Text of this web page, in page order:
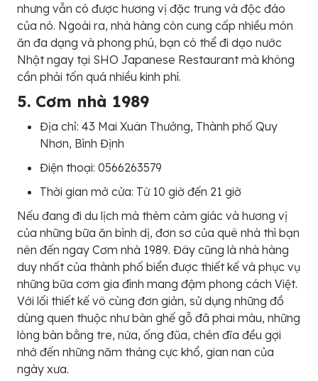
nhưng vẫn có được hương vị đặc trung và độc đáo
của nó. Ngoài ra, nhà hàng còn cung cấp nhiều món
ăn đa dạng và phong phú, bạn có thể đi dạo nước
Nhật ngay tại SHO Japanese Restaurant mà không
cần phải tốn quá nhiều kinh phí.
5. Cơm nhà 1989
Địa chỉ: 43 Mai Xuân Thưởng, Thành phố Quy
Nhơn, Bình Định
Điện thoại: 0566263579
Thời gian mở cửa: Từ 10 giờ đến 21 giờ
Nếu đang đi du lịch mà thèm cảm giác và hương vị
của những bữa ăn bình dị, đơn sơ của quê nhà thì bạn
nên đến ngay Cơm nhà 1989. Đây cũng là nhà hàng
duy nhất của thành phố biển được thiết kế và phục vụ
những bữa cơm gia đình mang đậm phong cách Việt.
Với lối thiết kế vô cùng đơn giản, sử dụng những đồ
dùng quen thuộc như bàn ghế gỗ đã phai màu, những
lòng bàn bằng tre, nứa, ống đũa, chén đĩa đều gợi
nhớ đến những năm tháng cực khổ, gian nan của
ngày xưa.